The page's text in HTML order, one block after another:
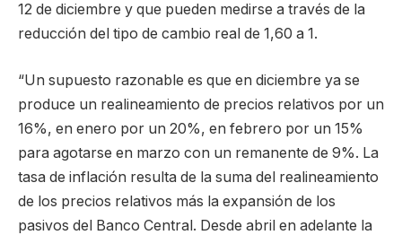
12 de diciembre y que pueden medirse a través de la
reducción del tipo de cambio real de 1,60 a 1.
“Un supuesto razonable es que en diciembre ya se
produce un realineamiento de precios relativos por un
16%, en enero por un 20%, en febrero por un 15%
para agotarse en marzo con un remanente de 9%. La
tasa de inflación resulta de la suma del realineamiento
de los precios relativos más la expansión de los
pasivos del Banco Central. Desde abril en adelante la